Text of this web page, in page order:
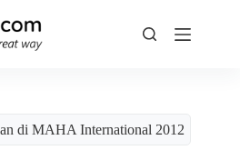
di MAHA International 2012